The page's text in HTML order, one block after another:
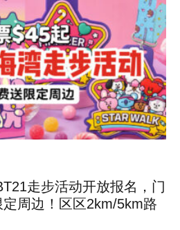
走步活动开放报名，门
周边！区区2km/5km路